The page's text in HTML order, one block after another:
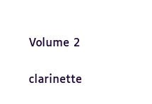
Volume 2
clarinette